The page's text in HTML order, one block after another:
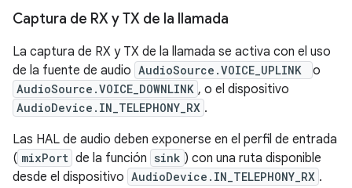
Captura de RX y TX de la llamada
La captura de RX y TX de la llamada se activa con el uso
de la fuente de audio AudioSource.VOICE_UPLINK o
AudioSource.VOICE_DOWNLINK , o el dispositivo
AudioDevice.IN_TELEPHONY_RX .
Las HAL de audio deben exponerse en el perfil de entrada
( mixPort de la función sink ) con una ruta disponible
desde el dispositivo AudioDevice.IN_TELEPHONY_RX .